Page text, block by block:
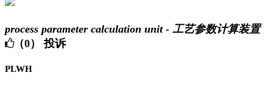
process parameter calculation unit - 工艺参数计算装置
（0）
投诉
PLWH